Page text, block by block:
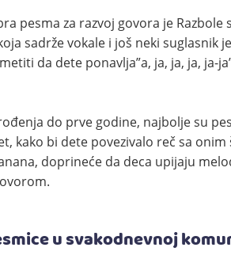
pesma za razvoj govora je Razbole
sadrže vokale i još neki suglasnik
da dete ponavlja”a, ja, ja, ja, ja-
do prve godine, najbolje su
kako bi dete povezivalo reč sa
doprineće da deca upijaju
u svakodnevnoj